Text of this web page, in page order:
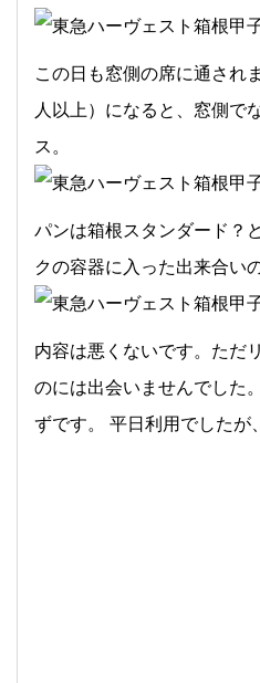
この日も窓側の席に通され
人以上）になると、窓側で
ス。
パンは箱根スタンダード？
クの容器に入った出来合い
内容は悪くないです。ただ
のには出会いませんでした
ずです。 平日利用でしたが